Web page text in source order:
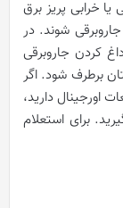
خرابی پریز برق
شوند. در
کردن جاروبرقی
برطرف شود. اگر
اورجینال دارید،
برای استعلام